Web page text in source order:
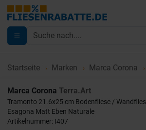
Startseite Marken Marca Corona
Marca Corona Terra.Art
Tramonto 21.6x25 cm Bodenfliese /
Esagona Matt Eben Naturale
Artikelnummer: I407